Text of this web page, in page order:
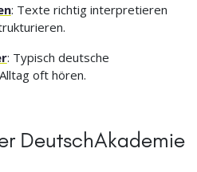
: Texte richtig interpretieren
: Typisch deutsche
oft hören.
DeutschAkademie